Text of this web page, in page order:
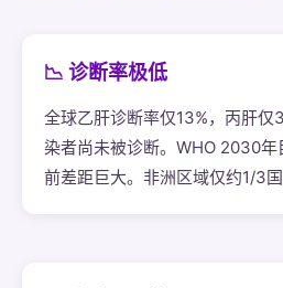
📉 诊断率极低
全球乙肝诊断率仅13%，丙肝仅
染者尚未被诊断。WHO 2030年
前差距巨大。非洲区域仅约1/3